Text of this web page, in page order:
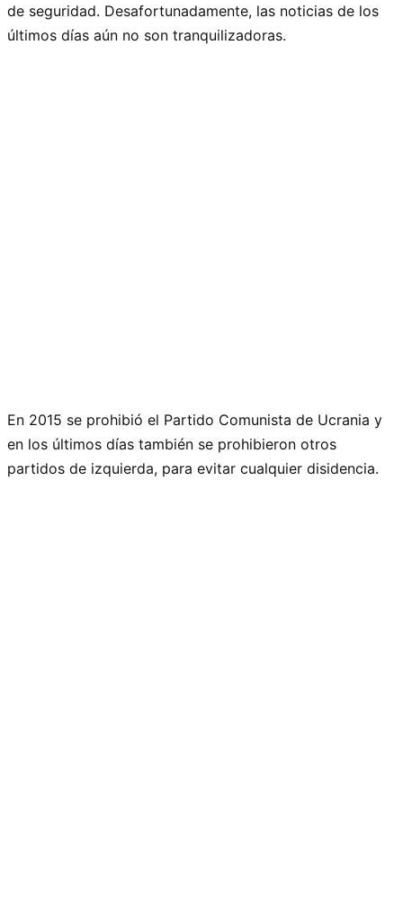
de seguridad. Desafortunadamente, las noticias de los
últimos días aún no son tranquilizadoras.
En 2015 se prohibió el Partido Comunista de Ucrania y
en los últimos días también se prohibieron otros
partidos de izquierda, para evitar cualquier disidencia.